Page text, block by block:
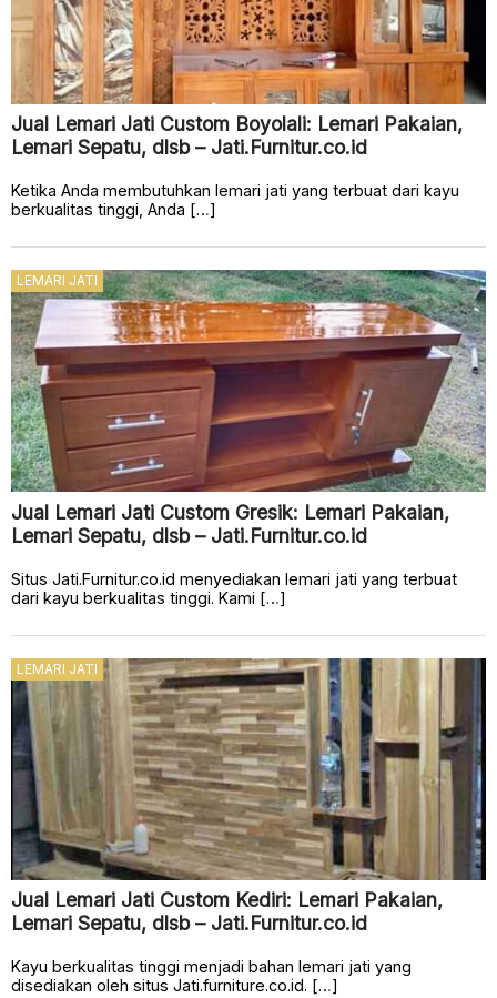
Jual Lemari Jati Custom Boyolali: Lemari Pakaian,
Lemari Sepatu, dlsb – Jati.Furnitur.co.id
Ketika Anda membutuhkan lemari jati yang terbuat dari kayu
berkualitas tinggi, Anda […]
LEMARI JATI
Jual Lemari Jati Custom Gresik: Lemari Pakaian,
Lemari Sepatu, dlsb – Jati.Furnitur.co.id
Situs Jati.Furnitur.co.id menyediakan lemari jati yang terbuat
dari kayu berkualitas tinggi. Kami […]
LEMARI JATI
Jual Lemari Jati Custom Kediri: Lemari Pakaian,
Lemari Sepatu, dlsb – Jati.Furnitur.co.id
Kayu berkualitas tinggi menjadi bahan lemari jati yang
disediakan oleh situs Jati.furniture.co.id. […]